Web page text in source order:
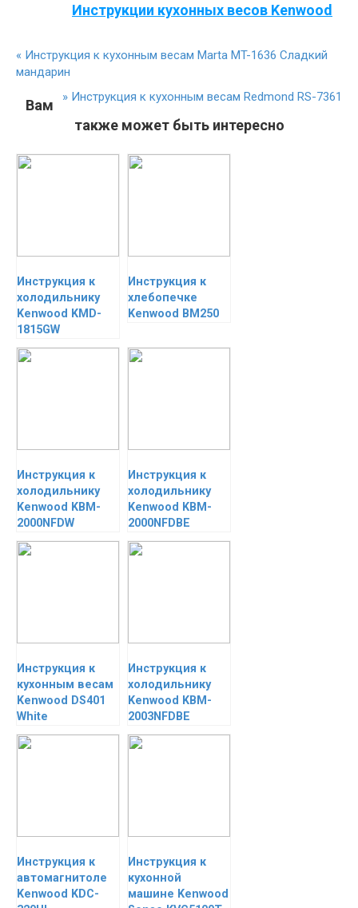
Инструкции кухонных весов Kenwood
« Инструкция к кухонным весам Marta MT-1636 Сладкий
мандарин
» Инструкция к кухонным весам Redmond RS-7361
Вам
также может быть интересно
Инструкция к
холодильнику
Kenwood KMD-
1815GW
Инструкция к
хлебопечке
Kenwood BM250
Инструкция к
холодильнику
Kenwood KBM-
2000NFDW
Инструкция к
холодильнику
Kenwood KBM-
2000NFDBE
Инструкция к
кухонным весам
Kenwood DS401
White
Инструкция к
холодильнику
Kenwood KBM-
2003NFDBE
Инструкция к
автомагнитоле
Kenwood KDC-
Инструкция к
кухонной
машине Kenwood